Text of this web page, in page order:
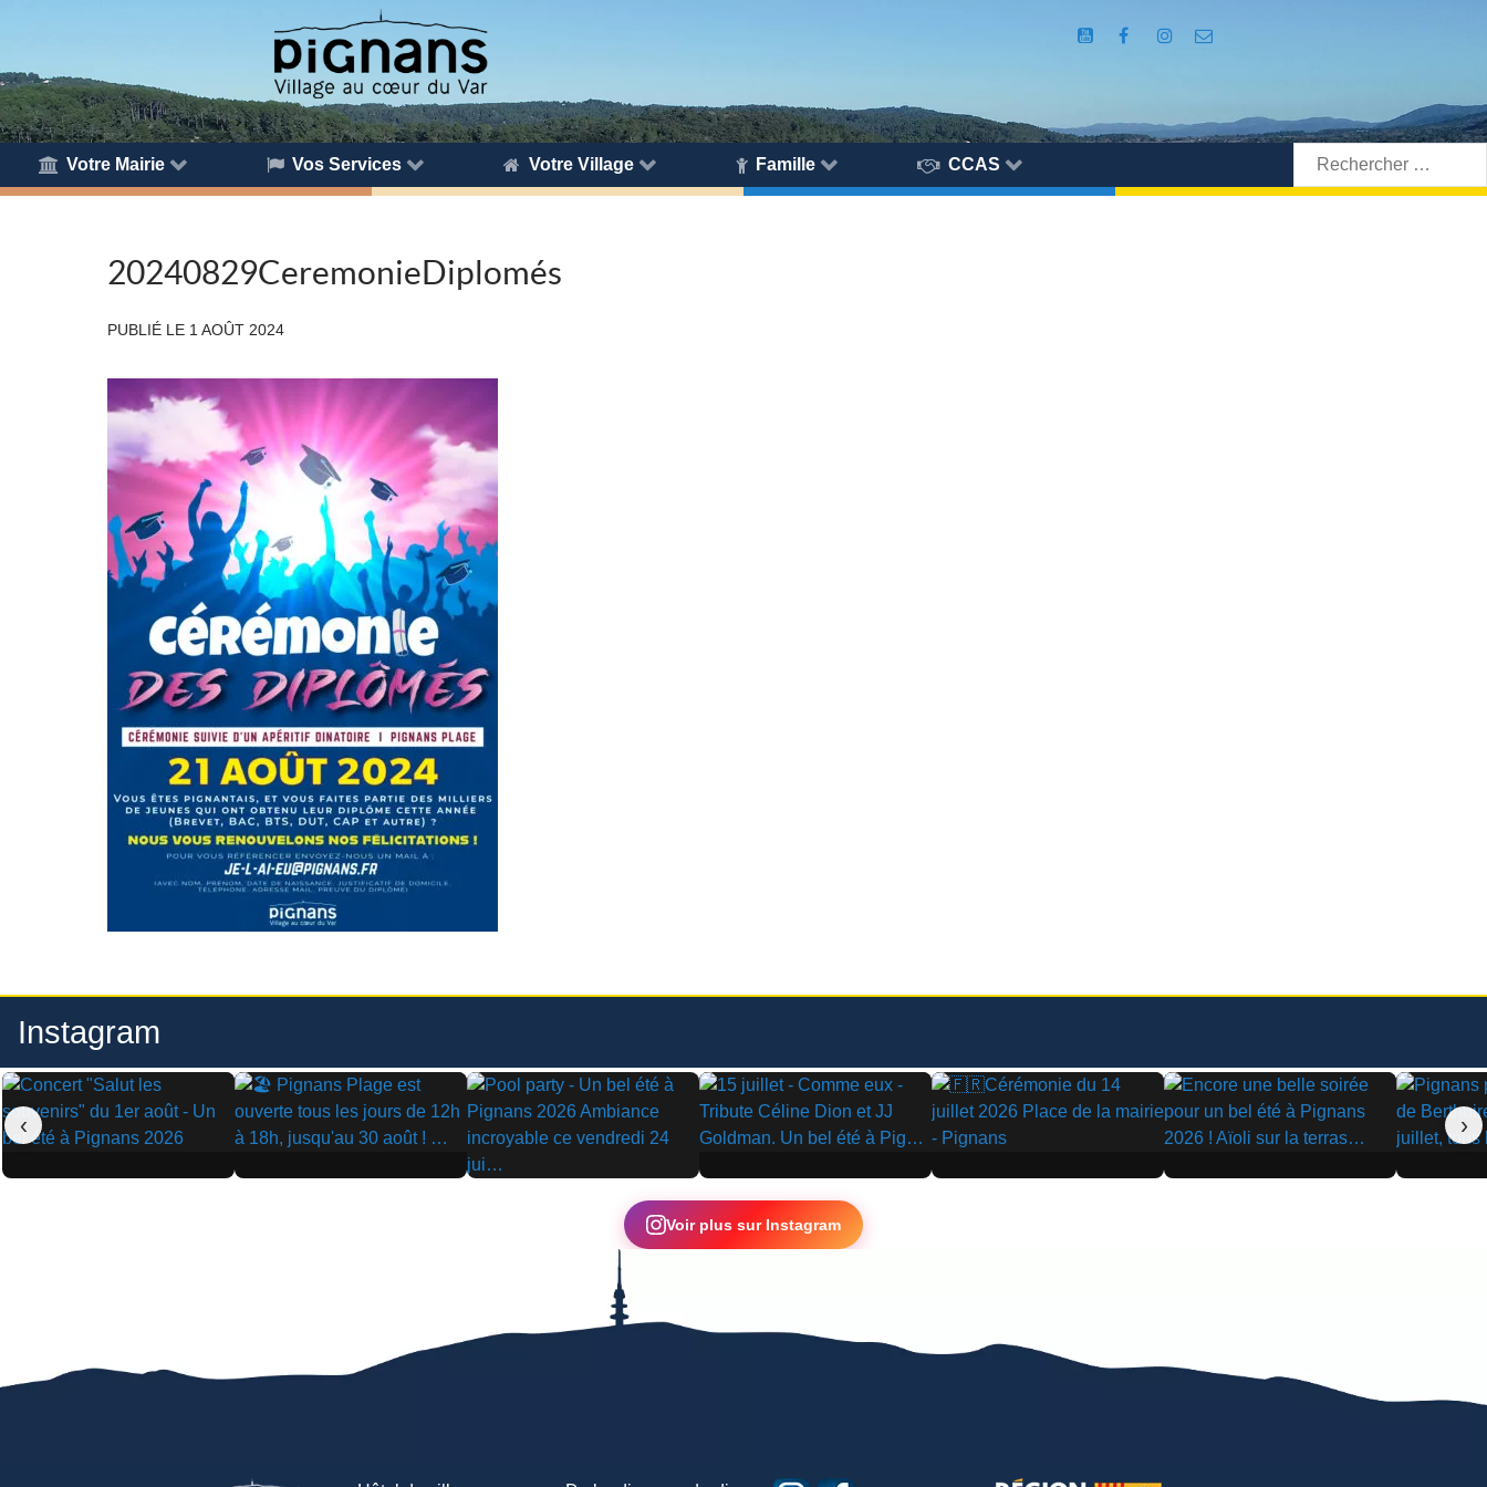
Votre Mairie Vos Services Votre Village Famille CCAS
Rechercher:
20240829CeremonieDiplomés
PUBLIÉ LE 1 AOÛT 2024
Instagram
▶ ▶
▶
▶ ▶ ▶ ▶
‹ ›
Voir plus sur Instagram